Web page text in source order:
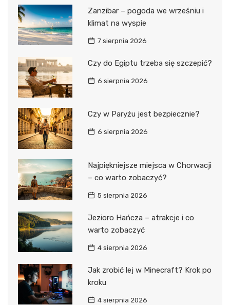
Zanzibar – pogoda we wrześniu i
klimat na wyspie
7 sierpnia 2026
Czy do Egiptu trzeba się szczepić?
6 sierpnia 2026
Czy w Paryżu jest bezpiecznie?
6 sierpnia 2026
Najpiękniejsze miejsca w Chorwacji
– co warto zobaczyć?
5 sierpnia 2026
Jezioro Hańcza – atrakcje i co
warto zobaczyć
4 sierpnia 2026
Jak zrobić lej w Minecraft? Krok po
kroku
4 sierpnia 2026